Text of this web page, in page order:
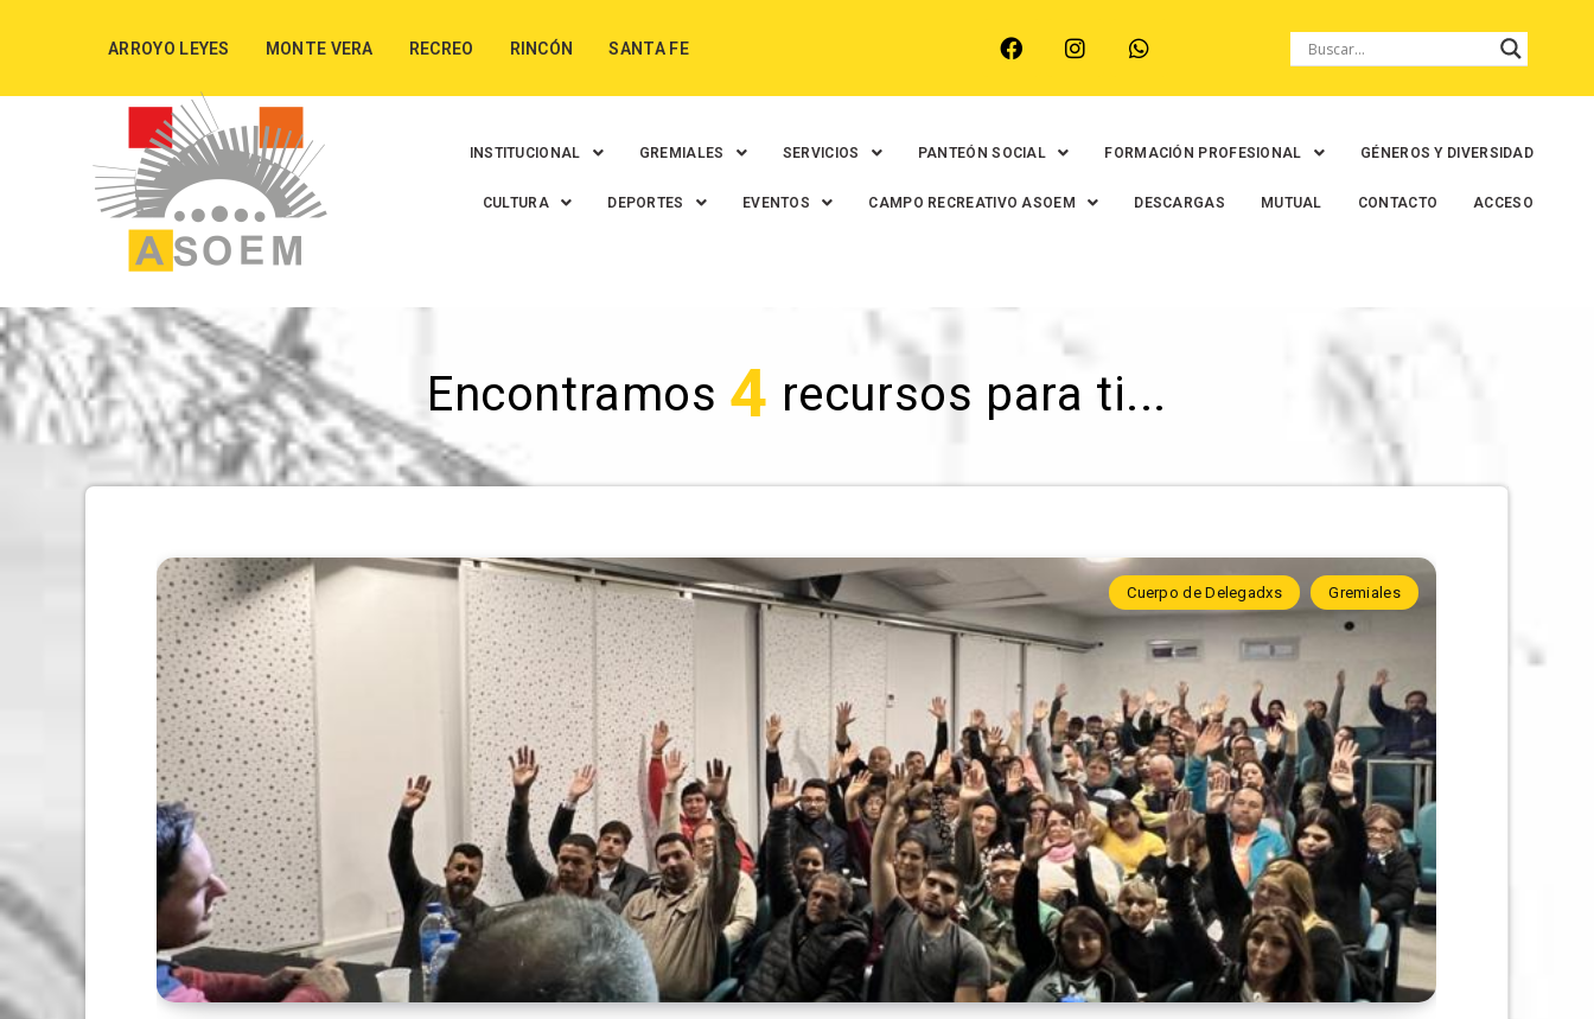
ARROYO LEYES MONTE VERA RECREO RINCÓN SANTA FE
INSTITUCIONAL GREMIALES SERVICIOS PANTEÓN SOCIAL FORMACIÓN PROFESIONAL GÉNEROS Y DIVERSIDAD
CULTURA DEPORTES EVENTOS CAMPO RECREATIVO ASOEM DESCARGAS MUTUAL CONTACTO ACCESO
Encontramos 4 recursos para ti...
Cuerpo de Delegadxs Gremiales